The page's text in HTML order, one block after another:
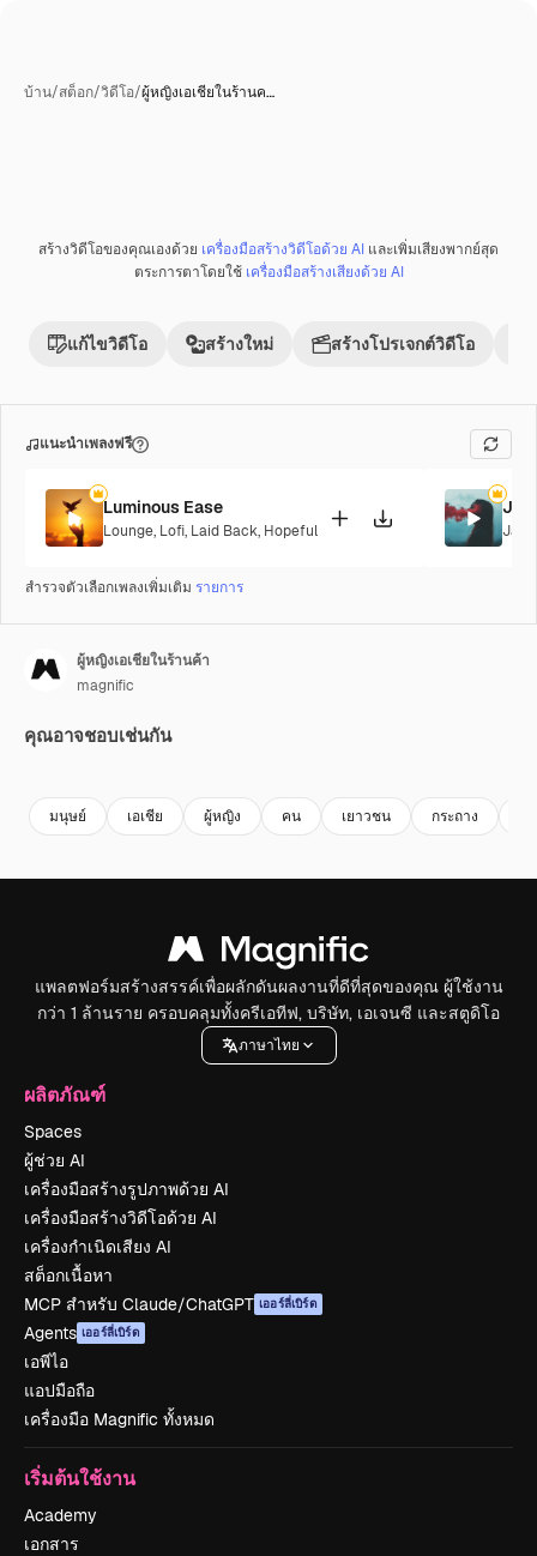
บ้าน/สต็อก/วิดีโอ/ผู้หญิงเอเชียในร้านค…
สร้างวิดีโอของคุณเองด้วย เครื่องมือสร้างวิดีโอด้วย AI และเพิ่มเสียงพากย์สุด
ตระการตาโดยใช้ เครื่องมือสร้างเสียงด้วย AI
แก้ไขวิดีโอ สร้างใหม่ สร้างโปรเจกต์วิดีโอ
แนะนำเพลงฟรี
Luminous Ease
Lounge, Lofi, Laid Back, Hopeful Jazz
สำรวจตัวเลือกเพลงเพิ่มเติม รายการ
ผู้หญิงเอเชียในร้านค้า
magnific
คุณอาจชอบเช่นกัน
มนุษย์ เอเชีย ผู้หญิง คน เยาวชน กระถาง
แพลตฟอร์มสร้างสรรค์เพื่อผลักดันผลงานที่ดีที่สุดของคุณ ผู้ใช้งาน
กว่า 1 ล้านราย ครอบคลุมทั้งครีเอทีฟ, บริษัท, เอเจนซี และสตูดิโอ
ภาษาไทย
ผลิตภัณฑ์
Spaces
ผู้ช่วย AI
เครื่องมือสร้างรูปภาพด้วย AI
เครื่องมือสร้างวิดีโอด้วย AI
เครื่องกำเนิดเสียง AI
สต็อกเนื้อหา
MCP สำหรับ Claude/ChatGPT เออร์ลี่เบิร์ด
Agents เออร์ลี่เบิร์ด
เอพีไอ
แอปมือถือ
เครื่องมือ Magnific ทั้งหมด
เริ่มต้นใช้งาน
Academy
เอกสาร